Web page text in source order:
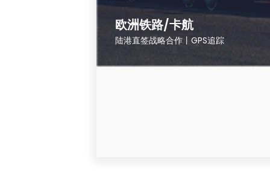
欧洲铁路/卡航
陆港直签战略合作丨GPS追踪